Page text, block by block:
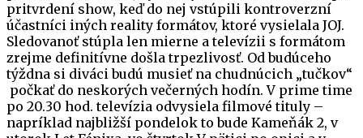
pritvrdení show, keď do nej vstúpili kontroverzní
účastníci iných reality formátov, ktoré vysielala JOJ.
Sledovanoť stúpla len mierne a televízii s formátom
zrejme definitívne došla trpezlivosť. Od budúceho
týždna si diváci budú musieť na chudnúcich „tučkov“
počkať do neskorých večerných hodín. V prime time
po 20.30 hod. televízia odvysiela filmové tituly –
napríklad najbližší pondelok to bude Kameňák 2, v